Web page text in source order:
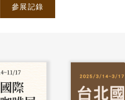
參展記錄